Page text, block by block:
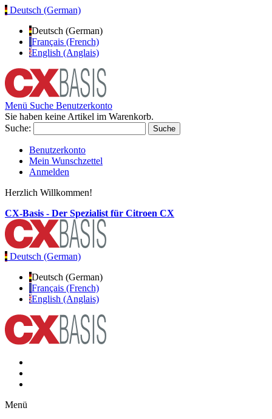
Deutsch (German)
Deutsch (German)
Français (French)
English (Anglais)
Menü Suche Benutzerkonto
Sie haben keine Artikel im Warenkorb.
Suche:
Suche
Benutzerkonto
Mein Wunschzettel
Anmelden
Herzlich Willkommen!
CX-Basis - Der Spezialist für Citroen CX
Deutsch (German)
Deutsch (German)
Français (French)
English (Anglais)
Menü